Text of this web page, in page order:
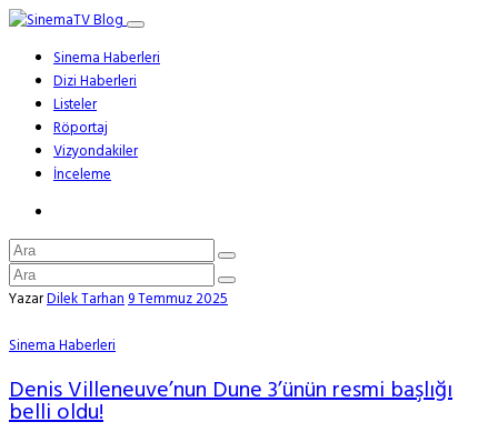
Sinema Haberleri
Dizi Haberleri
Listeler
Röportaj
Vizyondakiler
İnceleme
YazarDilek Tarhan9 Temmuz 2025
Sinema Haberleri
Denis Villeneuve’nun Dune 3’ünün resmi başlığı
belli oldu!